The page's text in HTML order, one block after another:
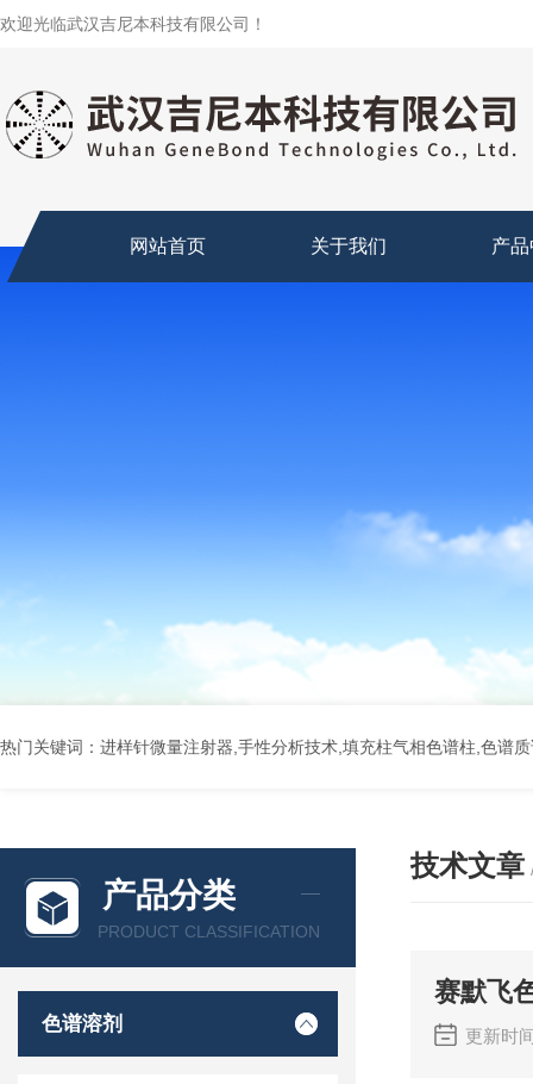
欢迎光临武汉吉尼本科技有限公司！
网站首页 关于我们 产
热门关键词：进样针微量注射器,手性分析技术,填充柱气相色谱柱,色谱
产品分类
PRODUCT CLASSIFICATION
色谱溶剂
技术文章
赛默飞
更新时